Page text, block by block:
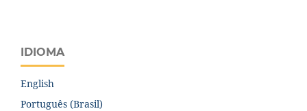
IDIOMA
English
Português (Brasil)